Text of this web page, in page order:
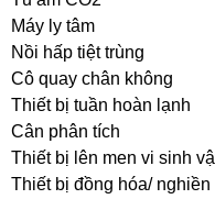
Máy ly tâm
Nồi hấp tiệt trùng
Cô quay chân không
Thiết bị tuần hoàn lạnh
Cân phân tích
Thiết bị lên men vi sinh
Thiết bị đồng hóa/ nghiền